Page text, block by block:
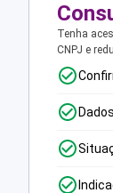
Tenha
CNPJ e